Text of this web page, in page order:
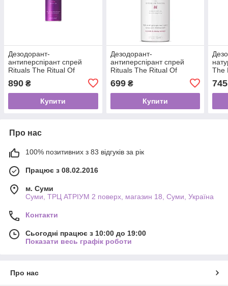
Дезодорант-
антиперспірант спрей
Rituals The Ritual Of
perspirant Spray, 150 мл
890 ₴
Купити
Дезодорант-
антиперспірант спрей
Rituals The Ritual Of
Sakura 24h Anti-perspirant
Spray, 150 мл
699₴
Купити
The
745
Про нас
100% позитивних з 83 відгуків за рік
Працює з 08.02.2016
м. Суми
Суми, ТРЦ АТРІУМ 2 поверх, магазин 18, Суми, Україна
Контакти
Сьогодні працює з 10:00 до 19:00
Показати весь графік роботи
Про нас